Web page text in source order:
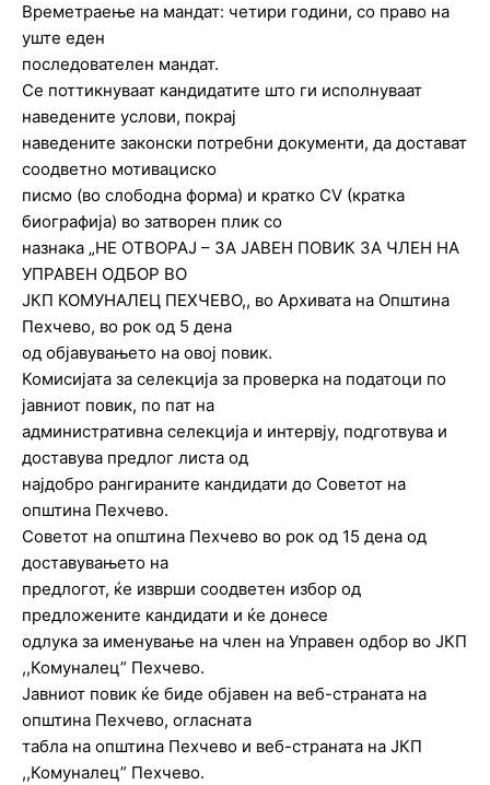
Времетраење на мандат: четири години, со право на
уште еден
последователен мандат.
Се поттикнуваат кандидатите што ги исполнуваат
наведените услови, покрај
наведените законски потребни документи, да достават
соодветно мотивациско
писмо (во слободна форма) и кратко CV (кратка
биографија) во затворен плик со
назнака „НЕ ОТВОРАЈ – ЗА ЈАВЕН ПОВИК ЗА ЧЛЕН НА
УПРАВЕН ОДБОР ВО
ЈКП КОМУНАЛЕЦ ПЕХЧЕВО,, во Архивата на Општина
Пехчево, во рок од 5 дена
од објавувањето на овој повик.
Комисијата за селекција за проверка на податоци по
јавниот повик, по пат на
административна селекција и интервју, подготвува и
доставува предлог листа од
најдобро рангираните кандидати до Советот на
општина Пехчево.
Советот на општина Пехчево во рок од 15 дена од
доставувањето на
предлогот, ќе изврши соодветен избор од
предложените кандидати и ќе донесе
одлука за именување на член на Управен одбор во ЈКП
,,Комуналец” Пехчево.
Јавниот повик ќе биде објавен на веб-страната на
општина Пехчево, огласната
табла на општина Пехчево и веб-страната на ЈКП
,,Комуналец” Пехчево.